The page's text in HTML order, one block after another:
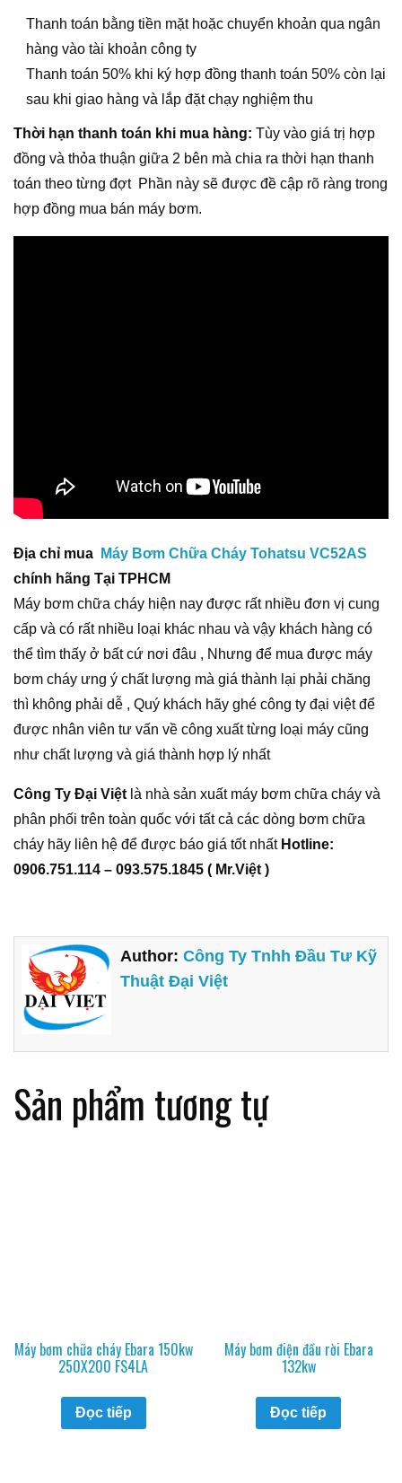
Thanh toán bằng tiền mặt hoặc chuyển khoản qua ngân
hàng vào tài khoản công ty
Thanh toán 50% khi ký hợp đồng thanh toán 50% còn lại
sau khi giao hàng và lắp đặt chạy nghiệm thu
Thời hạn thanh toán khi mua hàng: Tùy vào giá trị hợp
đồng và thỏa thuận giữa 2 bên mà chia ra thời hạn thanh
toán theo từng đợt Phần này sẽ được đề cập rõ ràng trong
hợp đồng mua bán máy bơm.
Địa chỉ mua
Máy Bơm Chữa Cháy Tohatsu VC52AS
chính hãng Tại TPHCM
Máy bơm chữa cháy hiện nay được rất nhiều đơn vị cung
cấp và có rất nhiều loại khác nhau và vậy khách hàng có
thể tìm thấy ở bất cứ nơi đâu , Nhưng để mua được máy
bơm cháy ưng ý chất lượng mà giá thành lại phải chăng
thì không phải dễ , Quý khách hãy ghé công ty đại việt để
được nhân viên tư vấn về công xuất từng loại máy cũng
như chất lượng và giá thành hợp lý nhất
Công Ty Đại Việt là nhà sản xuất máy bơm chữa cháy và
phân phối trên toàn quốc với tất cả các dòng bơm chữa
cháy hãy liên hệ để được báo giá tốt nhất Hotline:
0906.751.114 – 093.575.1845 ( Mr.Việt )
Author:Công Ty Tnhh Đầu Tư Kỹ
Thuật Đại Việt
Sản phẩm tương tự
Máy bơm chữa cháy Ebara 150kw
250X200 FS4LA
Đọc tiếp
Máy bơm điện đầu rời Ebara
132kw
Đọc tiếp